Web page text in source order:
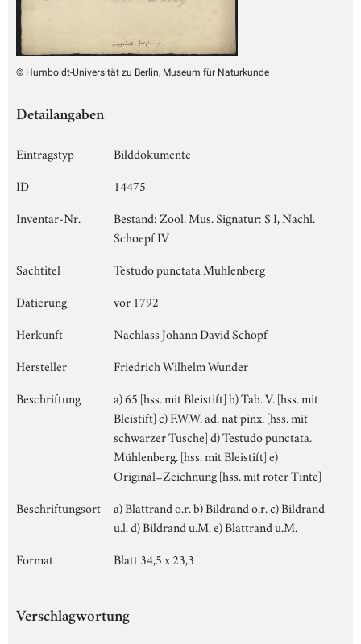
© Humboldt-Universität zu Berlin, Museum für Naturkunde
Detailangaben
Eintragstyp
Bilddokumente
ID
14475
Inventar-Nr.
Bestand: Zool. Mus. Signatur: S I, Nachl.
Schoepf IV
Sachtitel
Testudo punctata Muhlenberg
Datierung
vor 1792
Herkunft
Nachlass Johann David Schöpf
Hersteller
Friedrich Wilhelm Wunder
Beschriftung
a) 65 [hss. mit Bleistift] b) Tab. V. [hss. mit
Bleistift] c) F.W.W. ad. nat pinx. [hss. mit
schwarzer Tusche] d) Testudo punctata.
Mühlenberg. [hss. mit Bleistift] e)
Original=Zeichnung [hss. mit roter Tinte]
Beschriftungsort
a) Blattrand o.r. b) Bildrand o.r. c) Bildrand
u.l. d) Bildrand u.M. e) Blattrand u.M.
Format
Blatt 34,5 x 23,3
Verschlagwortung